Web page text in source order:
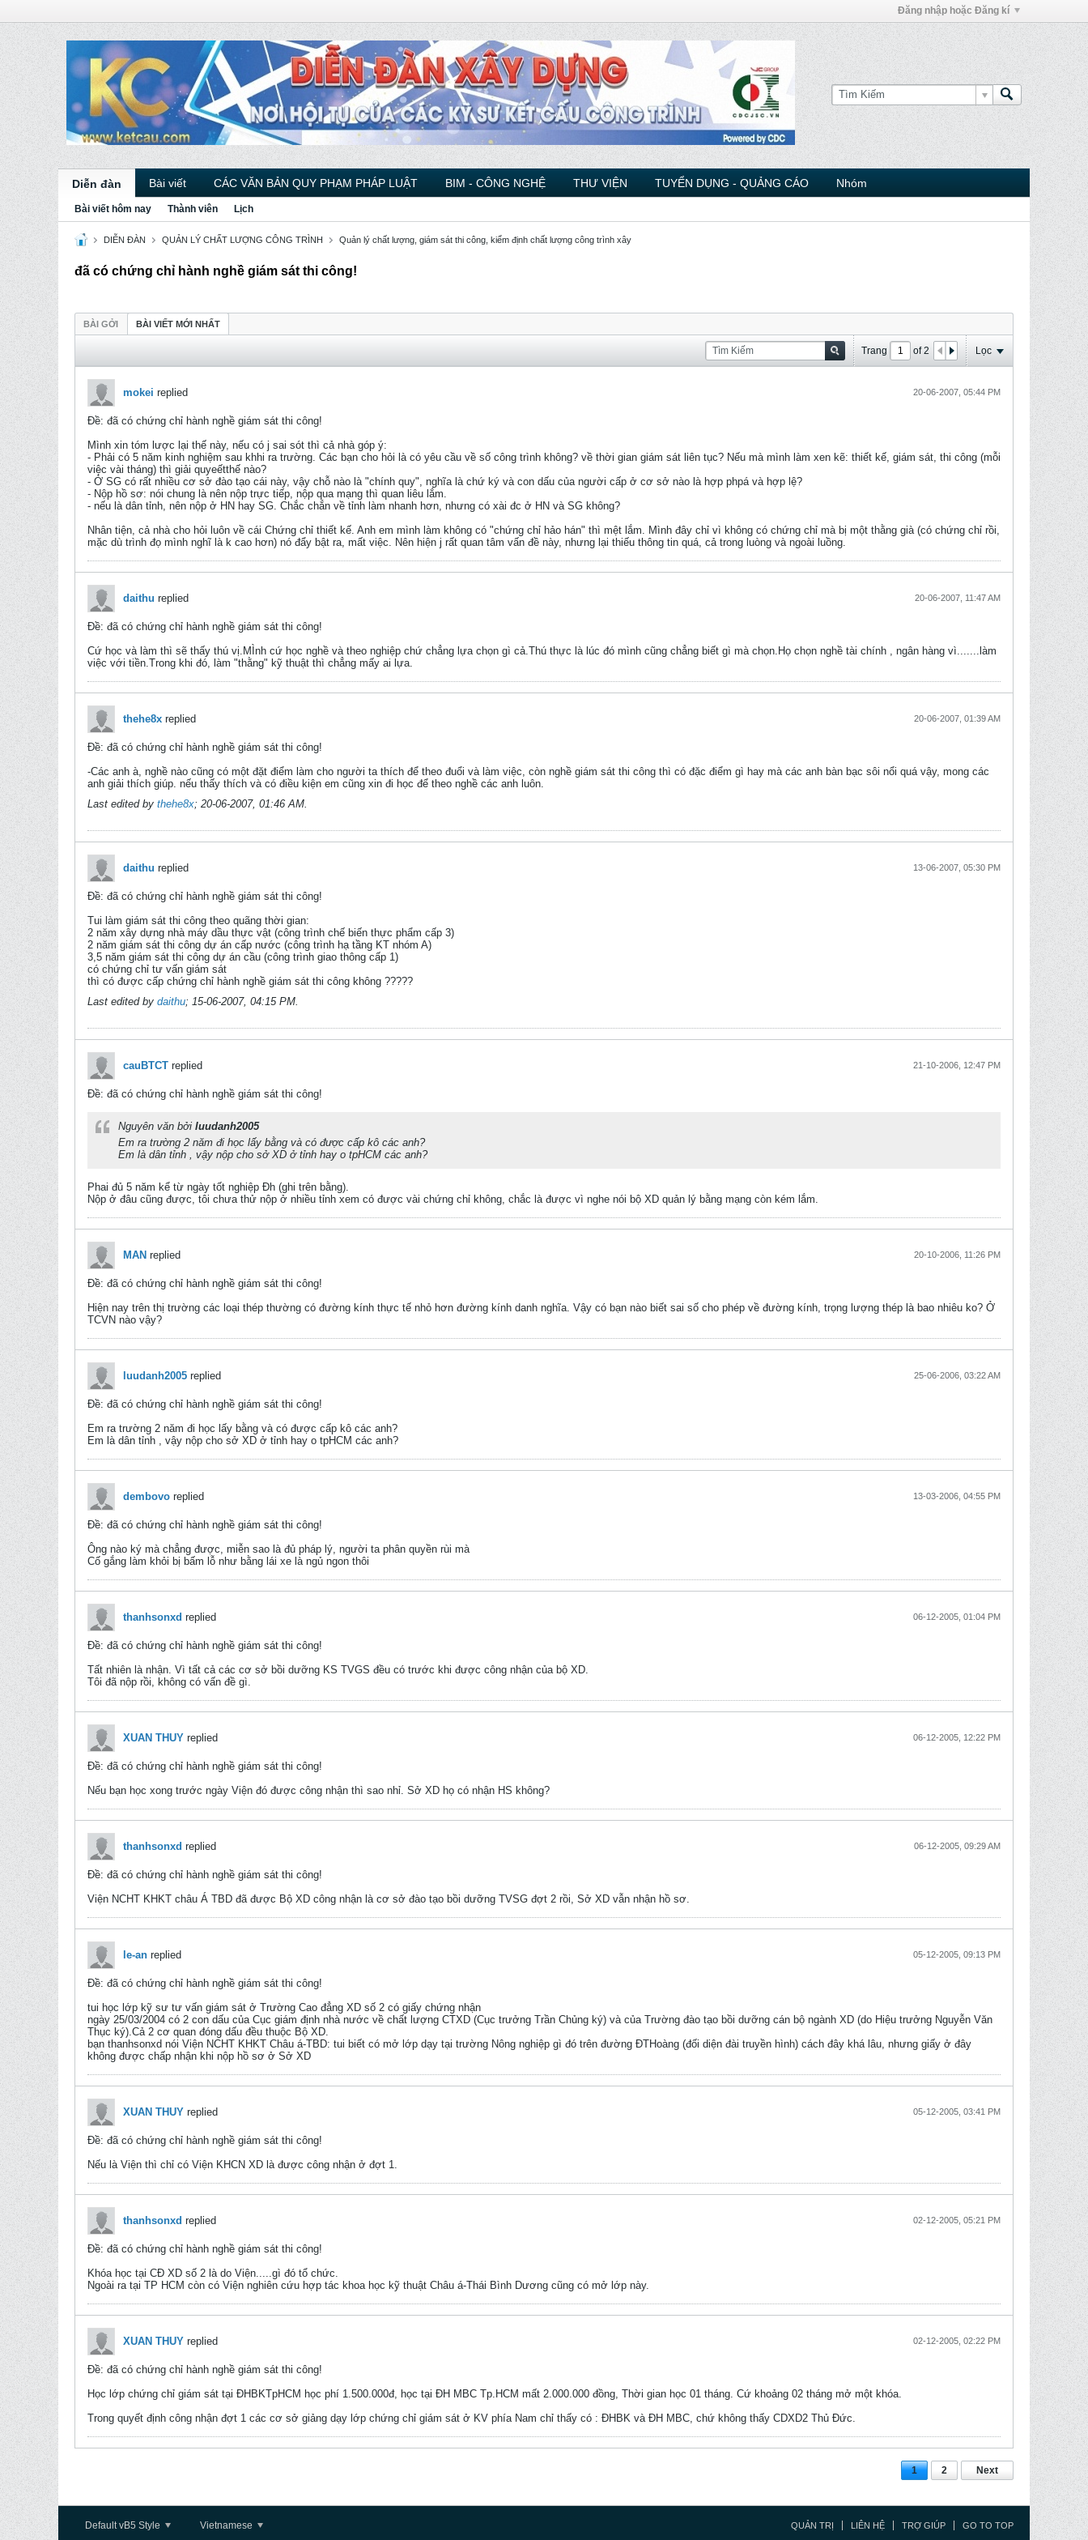
Đăng nhập hoặc Đăng kí
Diễn đàn Bài viết CÁC VĂN BẢN QUY PHẠM PHÁP LUẬT BIM - CÔNG NGHỆ THƯ VIỆN TUYỂN DỤNG - QUẢNG CÁO Nhóm
Bài viết hôm nay Thành viên Lịch
DIỄN ĐÀN QUẢN LÝ CHẤT LƯỢNG CÔNG TRÌNH Quản lý chất lượng, giám sát thi công, kiểm định chất lượng công trình xây
đã có chứng chỉ hành nghề giám sát thi công!
BÀI GỞI BÀI VIẾT MỚI NHẤT
Trang of2 Lọc
mokei replied 20-06-2007, 05:44 PM
Ðề: đã có chứng chỉ hành nghề giám sát thi công!
Mình xin tóm lược lại thế này, nếu có j sai sót thì cả nhà góp ý:
- Phải có 5 năm kinh nghiệm sau khhi ra trường. Các bạn cho hỏi là có yêu cầu về số công trình không? về thời gian giám sát liên tục? Nếu mà mình làm xen kẽ: thiết kế, giám sát, thi công (mỗi
việc vài tháng) thì giải quyeếtthế nào?
- Ở SG có rất nhiều cơ sở đào tạo cái này, vậy chỗ nào là "chính quy", nghĩa là chứ ký và con dấu của người cấp ở cơ sở nào là hợp phpá và hợp lệ?
- Nộp hồ sơ: nói chung là nên nộp trực tiếp, nộp qua mạng thì quan liêu lắm.
- nếu là dân tỉnh, nên nộp ở HN hay SG. Chắc chắn về tỉnh làm nhanh hơn, nhưng có xài đc ở HN và SG không?
Nhân tiện, cả nhà cho hỏi luôn về cái Chứng chỉ thiết kế. Anh em mình làm không có "chứng chỉ hảo hán" thì mệt lắm. Mình đây chỉ vì không có chứng chỉ mà bị một thằng già (có chứng chỉ rồi,
mặc dù trình đọ mình nghĩ là k cao hơn) nó đẩy bật ra, mất việc. Nên hiện j rất quan tâm vấn đề này, nhưng lại thiếu thông tin quá, cả trong luòng và ngoài luồng.
daithu replied 20-06-2007, 11:47 AM
Ðề: đã có chứng chỉ hành nghề giám sát thi công!
Cứ học và làm thì sẽ thấy thú vị.MÌnh cứ học nghề và theo nghiệp chứ chẳng lựa chọn gì cả.Thú thực là lúc đó mình cũng chẳng biết gì mà chọn.Họ chọn nghề tài chính , ngân hàng vì.......làm
việc với tiền.Trong khi đó, làm "thằng" kỹ thuật thì chẳng mấy ai lựa.
thehe8x replied 20-06-2007, 01:39 AM
Ðề: đã có chứng chỉ hành nghề giám sát thi công!
-Các anh à, nghề nào cũng có một đặt điểm làm cho người ta thích để theo đuổi và làm việc, còn nghề giám sát thi công thì có đặc điểm gì hay mà các anh bàn bạc sôi nổi quá vậy, mong các
anh giải thích giúp. nếu thấy thích và có điều kiện em cũng xin đi học để theo nghề các anh luôn.
Last edited by thehe8x; 20-06-2007, 01:46 AM.
daithu replied 13-06-2007, 05:30 PM
Ðề: đã có chứng chỉ hành nghề giám sát thi công!
Tui làm giám sát thi công theo quãng thời gian:
2 năm xây dựng nhà máy dầu thực vật (công trình chế biến thực phẩm cấp 3)
2 năm giám sát thi công dự án cấp nước (công trình hạ tầng KT nhóm A)
3,5 năm giám sát thi công dự án cầu (công trình giao thông cấp 1)
có chứng chỉ tư vấn giám sát
thì có được cấp chứng chỉ hành nghề giám sát thi công không ?????
Last edited by daithu; 15-06-2007, 04:15 PM.
cauBTCT replied 21-10-2006, 12:47 PM
Ðề: đã có chứng chỉ hành nghề giám sát thi công!
Nguyên văn bởi luudanh2005
Em ra trường 2 năm đi học lấy bằng và có được cấp kô các anh?
Em là dân tỉnh , vậy nộp cho sở XD ở tỉnh hay o tpHCM các anh?
Phai đủ 5 năm kể từ ngày tốt nghiệp Đh (ghi trên bằng).
Nộp ở đâu cũng được, tôi chưa thử nộp ở nhiều tỉnh xem có được vài chứng chỉ không, chắc là được vì nghe nói bộ XD quản lý bằng mạng còn kém lắm.
MAN replied 20-10-2006, 11:26 PM
Ðề: đã có chứng chỉ hành nghề giám sát thi công!
Hiện nay trên thị trường các loại thép thường có đường kính thực tế nhỏ hơn đường kính danh nghĩa. Vậy có bạn nào biết sai số cho phép về đường kính, trọng lượng thép là bao nhiêu ko? Ở
TCVN nào vậy?
luudanh2005 replied 25-06-2006, 03:22 AM
Ðề: đã có chứng chỉ hành nghề giám sát thi công!
Em ra trường 2 năm đi học lấy bằng và có được cấp kô các anh?
Em là dân tỉnh , vậy nộp cho sở XD ở tỉnh hay o tpHCM các anh?
dembovo replied 13-03-2006, 04:55 PM
Ðề: đã có chứng chỉ hành nghề giám sát thi công!
Ông nào ký mà chẳng được, miễn sao là đủ pháp lý, người ta phân quyền rùi mà
Cố gắng làm khỏi bị bấm lỗ như bằng lái xe là ngủ ngon thôi
thanhsonxd replied 06-12-2005, 01:04 PM
Ðề: đã có chứng chỉ hành nghề giám sát thi công!
Tất nhiên là nhận. Vì tất cả các cơ sở bồi dưỡng KS TVGS đều có trước khi được công nhận của bộ XD.
Tôi đã nộp rồi, không có vấn đề gì.
XUAN THUY replied 06-12-2005, 12:22 PM
Ðề: đã có chứng chỉ hành nghề giám sát thi công!
Nếu bạn học xong trước ngày Viện đó được công nhận thì sao nhỉ. Sở XD họ có nhận HS không?
thanhsonxd replied 06-12-2005, 09:29 AM
Ðề: đã có chứng chỉ hành nghề giám sát thi công!
Viện NCHT KHKT châu Á TBD đã được Bộ XD công nhận là cơ sở đào tạo bồi dưỡng TVSG đợt 2 rồi, Sở XD vẫn nhận hồ sơ.
le-an replied 05-12-2005, 09:13 PM
Ðề: đã có chứng chỉ hành nghề giám sát thi công!
tui học lớp kỹ sư tư vấn giám sát ở Trường Cao đẳng XD số 2 có giấy chứng nhận
ngày 25/03/2004 có 2 con dấu của Cục giám định nhà nước về chất lượng CTXD (Cục trưởng Trần Chủng ký) và của Trường đào tạo bồi dưỡng cán bộ ngành XD (do Hiệu trưởng Nguyễn Văn
Thục ký).Cả 2 cơ quan đóng dấu đều thuộc Bộ XD.
bạn thanhsonxd nói Viện NCHT KHKT Châu á-TBD: tui biết có mở lớp dạy tại trường Nông nghiệp gì đó trên đường ĐTHoàng (đối diện đài truyền hình) cách đây khá lâu, nhưng giấy ở đây
không được chấp nhận khi nộp hồ sơ ở Sở XD
XUAN THUY replied 05-12-2005, 03:41 PM
Ðề: đã có chứng chỉ hành nghề giám sát thi công!
Nếu là Viện thì chỉ có Viện KHCN XD là được công nhận ở đợt 1.
thanhsonxd replied 02-12-2005, 05:21 PM
Ðề: đã có chứng chỉ hành nghề giám sát thi công!
Khóa học tại CĐ XD số 2 là do Viện.....gì đó tổ chức.
Ngoài ra tại TP HCM còn có Viện nghiên cứu hợp tác khoa học kỹ thuật Châu á-Thái Bình Dương cũng có mở lớp này.
XUAN THUY replied 02-12-2005, 02:22 PM
Ðề: đã có chứng chỉ hành nghề giám sát thi công!
Học lớp chứng chỉ giám sát tại ĐHBKTpHCM học phí 1.500.000đ, học tại ĐH MBC Tp.HCM mất 2.000.000 đồng, Thời gian học 01 tháng. Cứ khoảng 02 tháng mở một khóa.
Trong quyết định công nhận đợt 1 các cơ sở giảng dạy lớp chứng chỉ giám sát ở KV phía Nam chỉ thấy có : ĐHBK và ĐH MBC, chứ không thấy CDXD2 Thủ Đức.
1 2 Next
Default vB5 Style Vietnamese QUẢN TRỊ LIÊN HỆ TRỢ GIÚP GO TO TOP